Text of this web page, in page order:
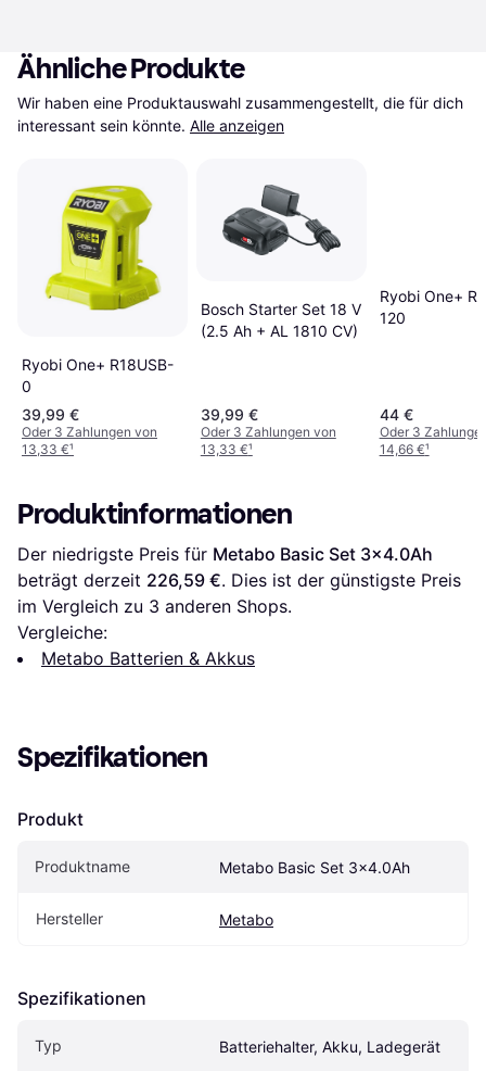
Ähnliche Produkte
Wir haben eine Produktauswahl zusammengestellt, die für dich
interessant sein könnte. Alle anzeigen
Ryobi One+ R18USB-
0
39,99 €
Oder 3 Zahlungen von
13,33 €¹
Bosch Starter Set 18 V
(2.5 Ah + AL 1810 CV)
39,99 €
Oder 3 Zahlungen von
13,33 €¹
Ryobi One+
120
44 €
Oder 3
14,66 €¹
Produktinformationen
Der niedrigste Preis für Metabo Basic Set 3x4.0Ah
beträgt derzeit 226,59 €. Dies ist der günstigste Preis
im Vergleich zu 3 anderen Shops.
Vergleiche:
Metabo Batterien & Akkus
Spezifikationen
Produkt
Produktname Metabo Basic Set 3x4.0Ah
Hersteller Metabo
Spezifikationen
Typ Batteriehalter, Akku, Ladegerät